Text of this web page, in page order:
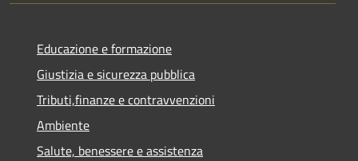
Educazione e formazione
Giustizia e sicurezza pubblica
Tributi,finanze e contravvenzioni
Ambiente
Salute, benessere e assistenza